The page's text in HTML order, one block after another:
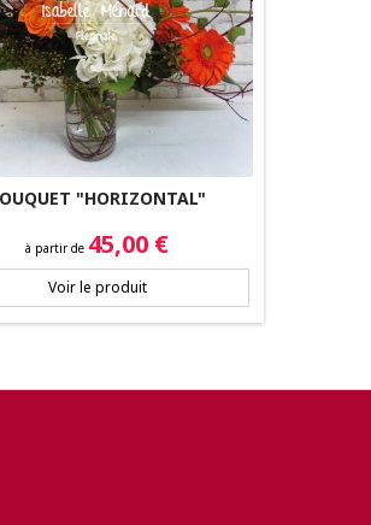
"HORIZONTAL"
Prix
à partir de 45,00 €
Voir le produit